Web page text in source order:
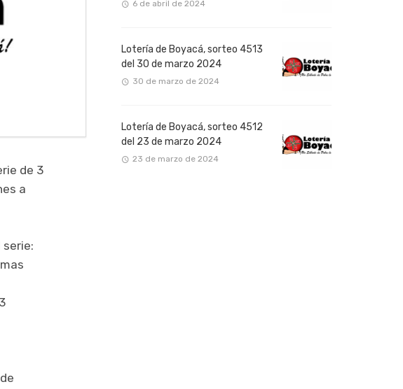
de 3
a
6 de abril de 2024
Lotería de Boyacá, sorteo 4513
del 30 de marzo 2024
30 de marzo de 2024
Lotería de Boyacá, sorteo 4512
del 23 de marzo 2024
23 de marzo de 2024